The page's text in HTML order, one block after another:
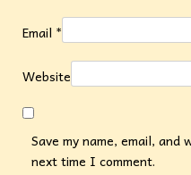
Email *
Website
Save my name, email,
next time I comment.